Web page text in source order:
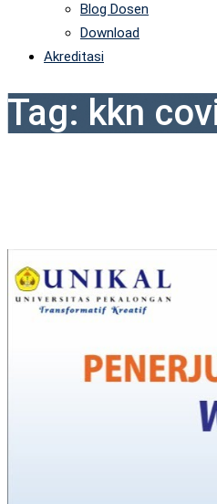
Blog Dosen
Download
Akreditasi
Tag: kkn